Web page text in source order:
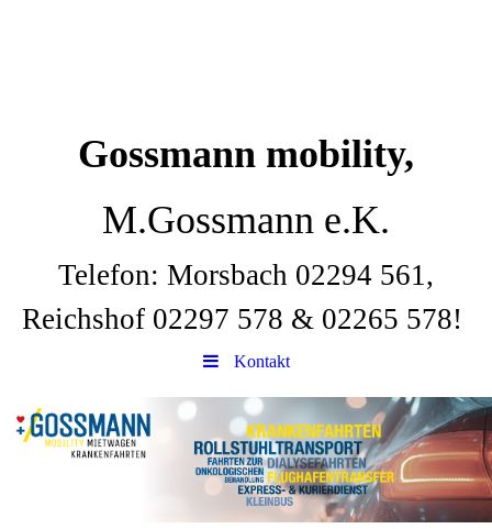
Gossmann mobility,
M.Gossmann e.K.
Telefon: Morsbach 02294 561,
Reichshof 02297 578 & 02265 578!
Kontakt